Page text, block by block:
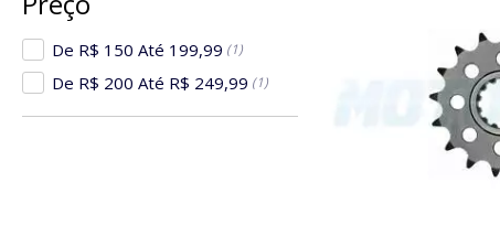
De R$ 150 Até 199,99 (1)
De R$ 200 Até R$ 249,99 (1)